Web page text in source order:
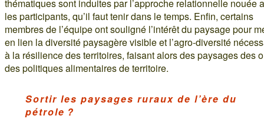
thématiques sont induites par l’approche relationnelle nouée
les participants, qu’il faut tenir dans le temps. Enfin, certains
membres de l’équipe ont souligné l’intérêt du paysage pour
en lien la diversité paysagère visible et l’agro-diversité
à la résilience des territoires, faisant alors des paysages des
des politiques alimentaires de territoire.
Sortir les paysages ruraux de l’ère du
pétrole ?